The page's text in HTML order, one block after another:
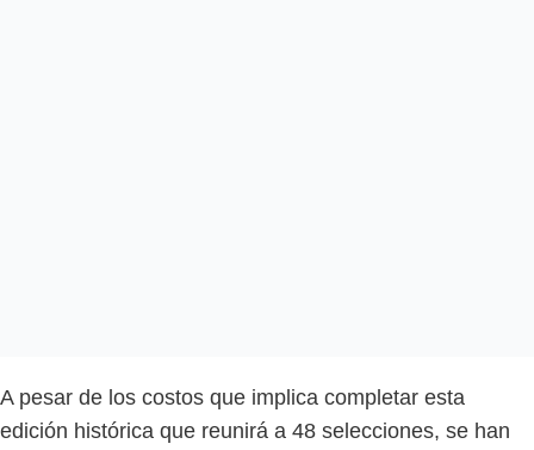
A pesar de los costos que implica completar esta
edición histórica que reunirá a 48 selecciones, se han